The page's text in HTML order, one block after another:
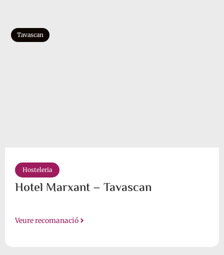
Tavascan
Hosteleria
Hotel Marxant – Tavascan
Veure recomanació